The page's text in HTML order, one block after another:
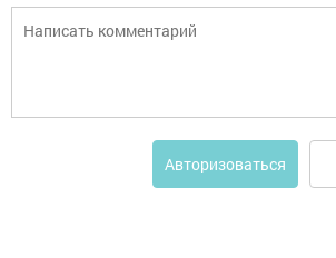
Авторизоваться